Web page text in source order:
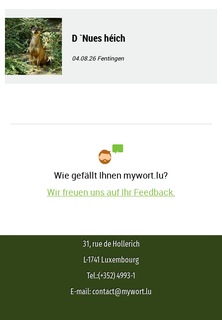
D `Nues héich
04.08.26Fentingen
Wie gefällt Ihnen mywort.lu?
Wir freuen uns auf Ihr Feedback.
31, rue de Hollerich
L-1741 Luxembourg
Tel.:(+352) 4993-1
E-mail: contact@mywort.lu